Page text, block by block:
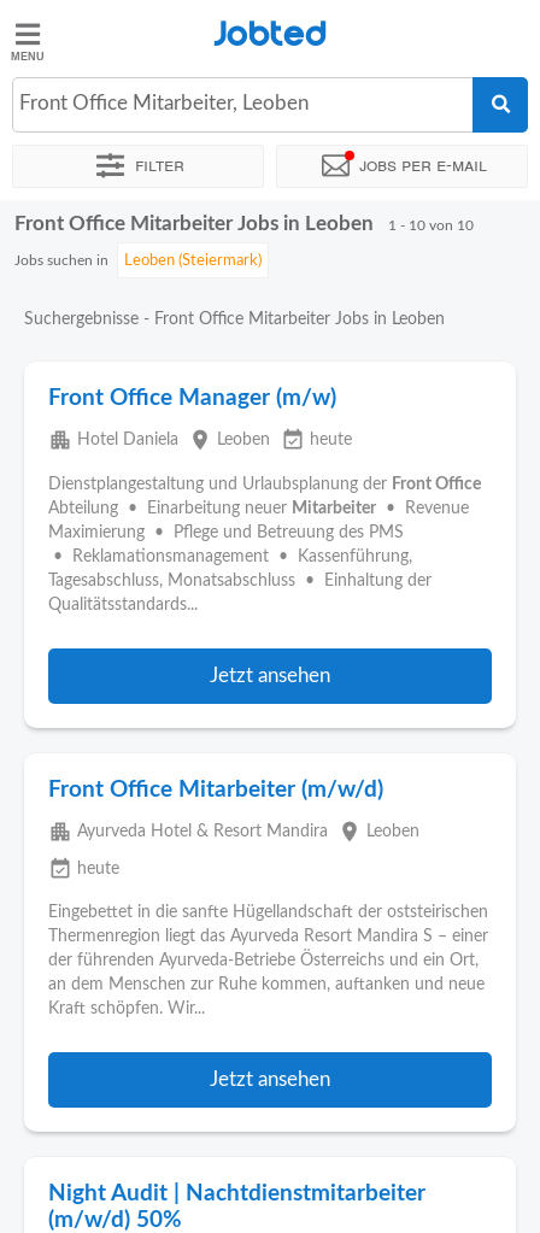
Jobted
Jobs
Jobted
Front Office Mitarbeiter, Leoben
Filter Jobs per e-mail
Sortieren nach Genauer Standort
Front Office Mitarbeiter Jobs in Leoben 1 - 10 von 10
Jobs suchen in
Suchergebnisse - Front Office Mitarbeiter Jobs in Leoben
Front Office Manager (m/w)
apartment Hotel Daniela place Leoben event_available heute
Dienstplangestaltung und Urlaubsplanung der Front Office
Abteilung • Einarbeitung neuer Mitarbeiter • Revenue
Maximierung • Pflege und Betreuung des PMS
• Reklamationsmanagement • Kassenführung,
Tagesabschluss, Monatsabschluss • Einhaltung der
Qualitätsstandards...
Jetzt ansehen
Front Office Mitarbeiter (m/w/d)
apartment Ayurveda Hotel & Resort Mandira place Leoben
event_available heute
Eingebettet in die sanfte Hügellandschaft der oststeirischen
Thermenregion liegt das Ayurveda Resort Mandira S – einer
der führenden Ayurveda-Betriebe Österreichs und ein Ort,
an dem Menschen zur Ruhe kommen, auftanken und neue
Kraft schöpfen. Wir...
Jetzt ansehen
Night Audit | Nachtdienstmitarbeiter
(m/w/d) 50%